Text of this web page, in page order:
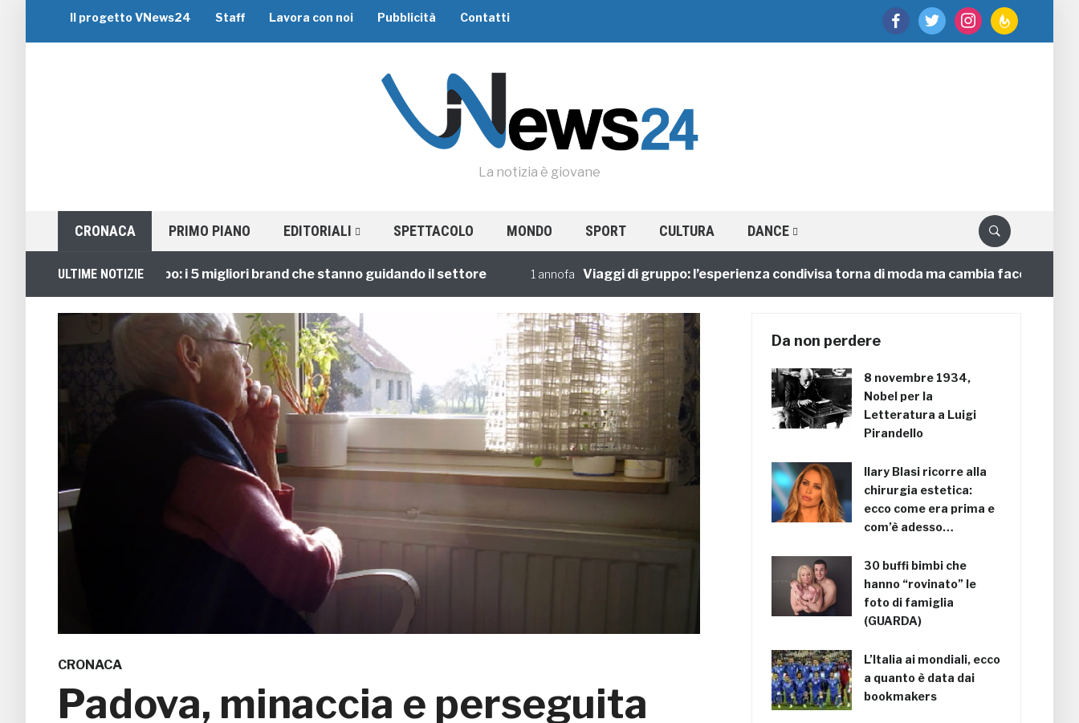
facebooktwitter instagramfeedburner
Il progetto VNews24 Staff Lavora con noi Pubblicità Contatti
La notizia è giovane
CRONACA PRIMO PIANO EDITORIALI SPETTACOLO MONDO SPORT CULTURA DANCE
ULTIME NOTIZIE
Viaggi di Gruppo: i 5 migliori brand che stanno guidando il settore 1 annofa Viaggi di gruppo: l’esperienza condivisa torna di moda ma cambia faccia
CRONACA
Padova, minaccia e perseguita
Da non perdere
8 novembre 1934,
Nobel per la
Letteratura a Luigi
Pirandello
Ilary Blasi ricorre alla
chirurgia estetica:
ecco come era prima e
com’è adesso…
30 buffi bimbi che
hanno “rovinato” le
foto di famiglia
(GUARDA)
L’Italia ai mondiali, ecco
a quanto è data dai
bookmakers